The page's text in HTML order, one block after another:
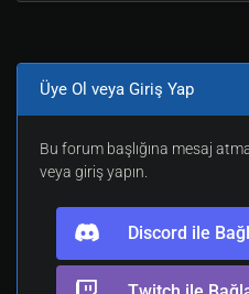
Üye Ol veya Giriş Yap
Bu forum başlığına mesaj
veya giriş yapın.
Discord ile